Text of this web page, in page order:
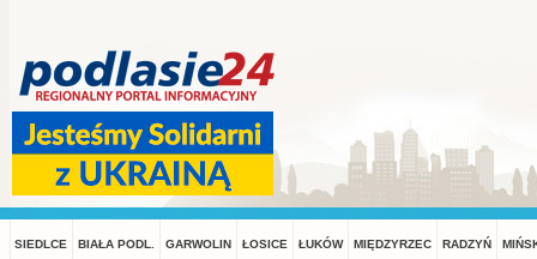
SIEDLCE BIAŁA PODL. GARWOLIN ŁOSICE ŁUKÓW MIĘDZYRZEC RADZYŃ